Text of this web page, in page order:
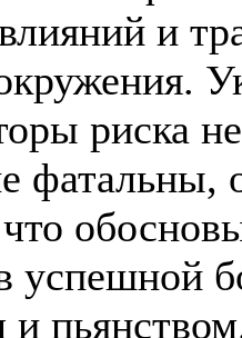
и
риска не
фатальны,
успешной
и